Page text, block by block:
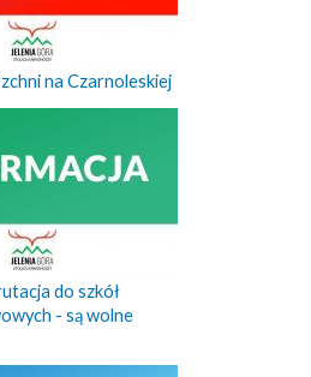
na Czarnoleskiej
do szkół
- są wolne